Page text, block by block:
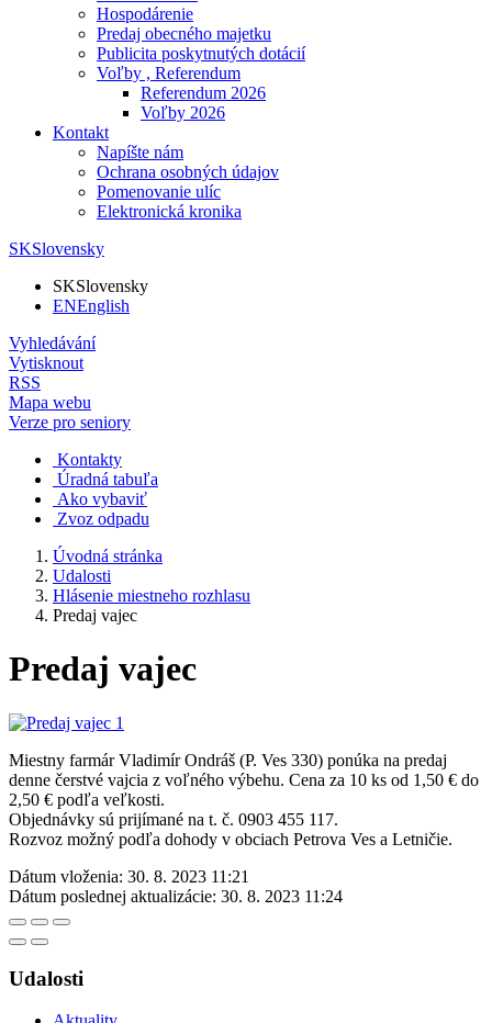
Hospodárenie
Predaj obecného majetku
Publicita poskytnutých dotácií
Voľby , Referendum
Referendum 2026
Voľby 2026
Kontakt
Napíšte nám
Ochrana osobných údajov
Pomenovanie ulíc
Elektronická kronika
SKSlovensky
SKSlovensky
ENEnglish
Vyhledávání
Vytisknout
RSS
Mapa webu
Verze pro seniory
Kontakty
Úradná tabuľa
Ako vybaviť
Zvoz odpadu
Úvodná stránka
Udalosti
Hlásenie miestneho rozhlasu
Predaj vajec
Predaj vajec
Miestny farmár Vladimír Ondráš (P. Ves 330) ponúka na predaj
denne čerstvé vajcia z voľného výbehu. Cena za 10 ks od 1,50 € do
2,50 € podľa veľkosti.
Objednávky sú prijímané na t. č. 0903 455 117.
Rozvoz možný podľa dohody v obciach Petrova Ves a Letničie.
Dátum vloženia: 30. 8. 2023 11:21
Dátum poslednej aktualizácie: 30. 8. 2023 11:24
Udalosti